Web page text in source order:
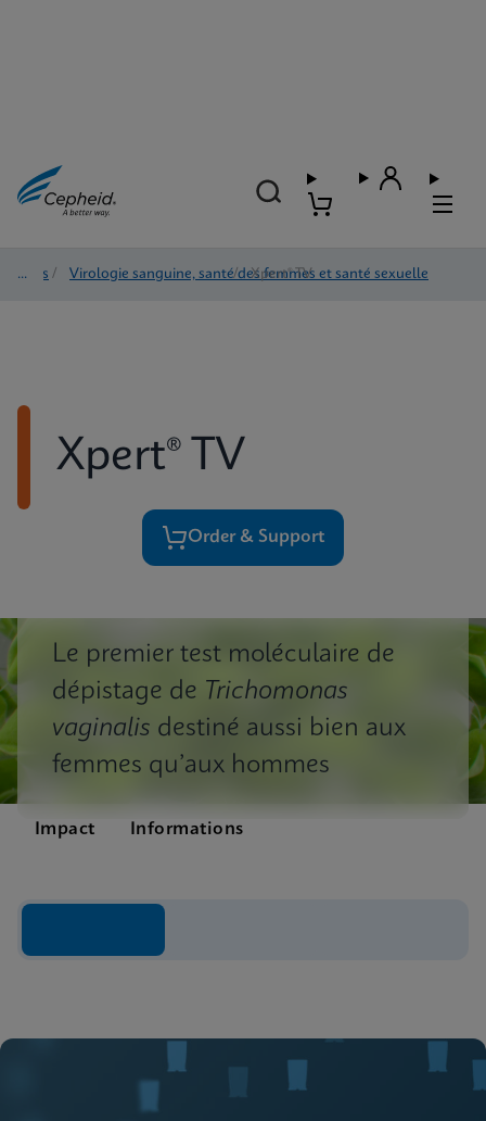
Tests / Virologie sanguine, santé des femmes et santé sexuelle
/ Xpert® TV
Xpert® TV
Order & Support
Le premier test moléculaire de
dépistage de Trichomonas
vaginalis destiné aussi bien aux
femmes qu’aux hommes
Impact Informations